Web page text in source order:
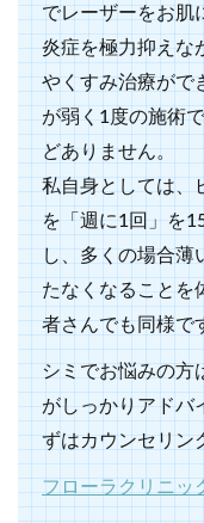
でレーザーをお肌
炎症を極力抑えな
やくすみ治療がで
が弱く1度の施術
どありません。
私自身としては、
を「週に1回」を
し、多くの場合薄
たなくなることを
者さんでも同様で
シミでお悩みの方
がしっかりアドバ
ずはカウンセリン
フローラクリニッ